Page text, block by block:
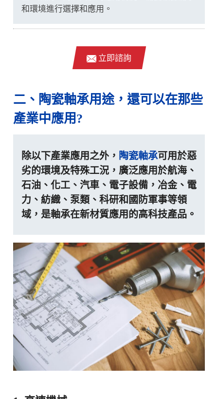
和環境進行選擇和應用。
立即諮詢
二、陶瓷軸承用途，還可以在那些
產業中應用?
除以下產業應用之外， 陶瓷軸承可用於惡
劣的環境及特殊工況，廣泛應用於航海、
石油、化工、汽車、電子設備，冶金、電
力、紡織、泵類、科研和國防軍事等領
域，是軸承在新材質應用的高科技產品。